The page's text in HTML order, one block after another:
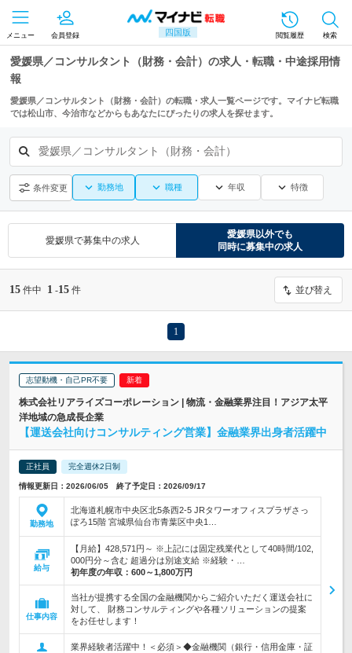
四国版
メニュー 会員登録 閲覧履歴 検索
愛媛県／コンサルタント（財務・会計）の求人・転職・中途採用情
報
愛媛県／コンサルタント（財務・会計）の転職・求人一覧ページです。マイナビ転職
では松山市、今治市などからもあなたにぴったりの求人を探せます。
愛媛県／コンサルタント（財務・会計）
条件変更 勤務地 職種 年収 特徴
愛媛県で募集中の求人
愛媛県以外でも
同時に募集中の求人
15 件中 1 -15 件 並び替え
1
志望動機・自己PR不要
株式会社リアライズコーポレーション | 物流・金融業界注目！アジア太平
洋地域の急成長企業
【運送会社向けコンサルティング営業】金融業界出身者活躍中
正社員 完全週休2日制
情報更新日：2026/06/05 終了予定日：2026/09/17
勤務地
北海道札幌市中央区北5条西2-5 JRタワーオフィスプラザさっ
ぽろ15階 宮城県仙台市青葉区中央1…
給与
【月給】428,571円～ ※上記には固定残業代として40時間/102,
000円分～含む 超過分は別途支給 ※経験・…
初年度の年収： 600～1,800万円
仕事内容
当社が提携する全国の金融機関からご紹介いただく運送会社に
対して、 財務コンサルティングや各種ソリューションの提案
をお任せします！
業界経験者活躍中！＜必須＞◆金融機関（銀行・信用金庫・証